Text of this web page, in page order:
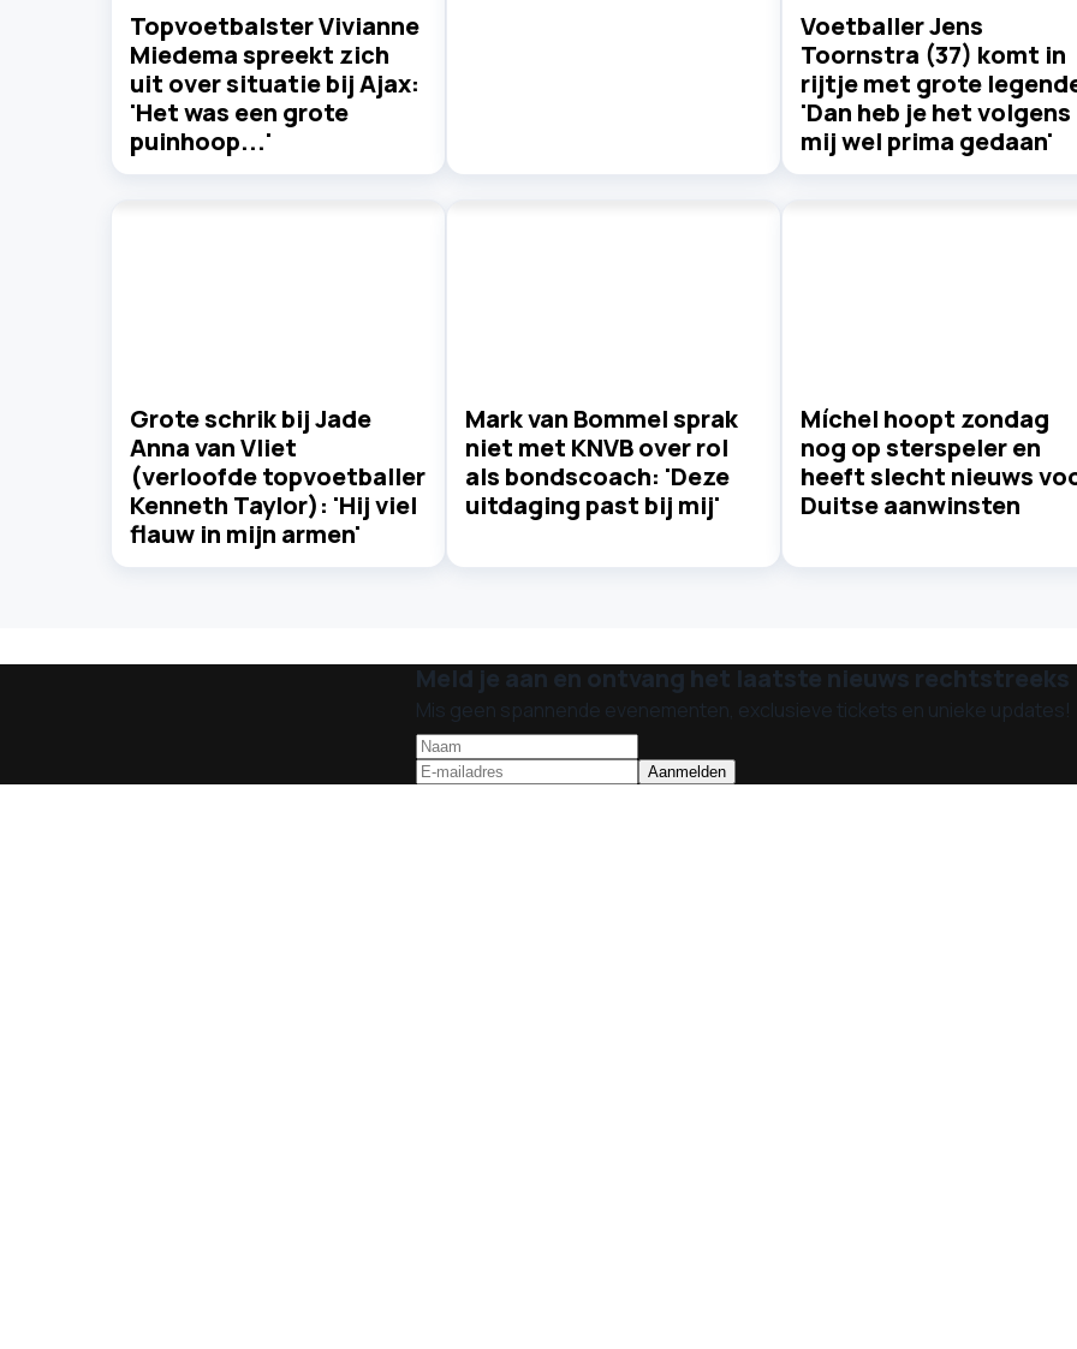
Topvoetbalster Vivianne
Miedema spreekt zich
uit over situatie bij Ajax:
'Het was een grote
puinhoop...'
Voetballer Jens
Toornstra (37) komt in
rijtje met grote
'Dan heb je het volgens
mij wel prima gedaan'
Grote schrik bij Jade
Anna van Vliet
(verloofde topvoetballer
Kenneth Taylor): 'Hij viel
flauw in mijn armen'
Mark van Bommel sprak
niet met KNVB over rol
als bondscoach: 'Deze
uitdaging past bij mij'
Míchel hoopt zondag
nog op sterspeler en
heeft slecht nieuws
Duitse aanwinsten
Meld je aan en ontvang het laatste nieuws rechtstreeks
Mis geen spannende evenementen, exclusieve tickets en unieke updates!